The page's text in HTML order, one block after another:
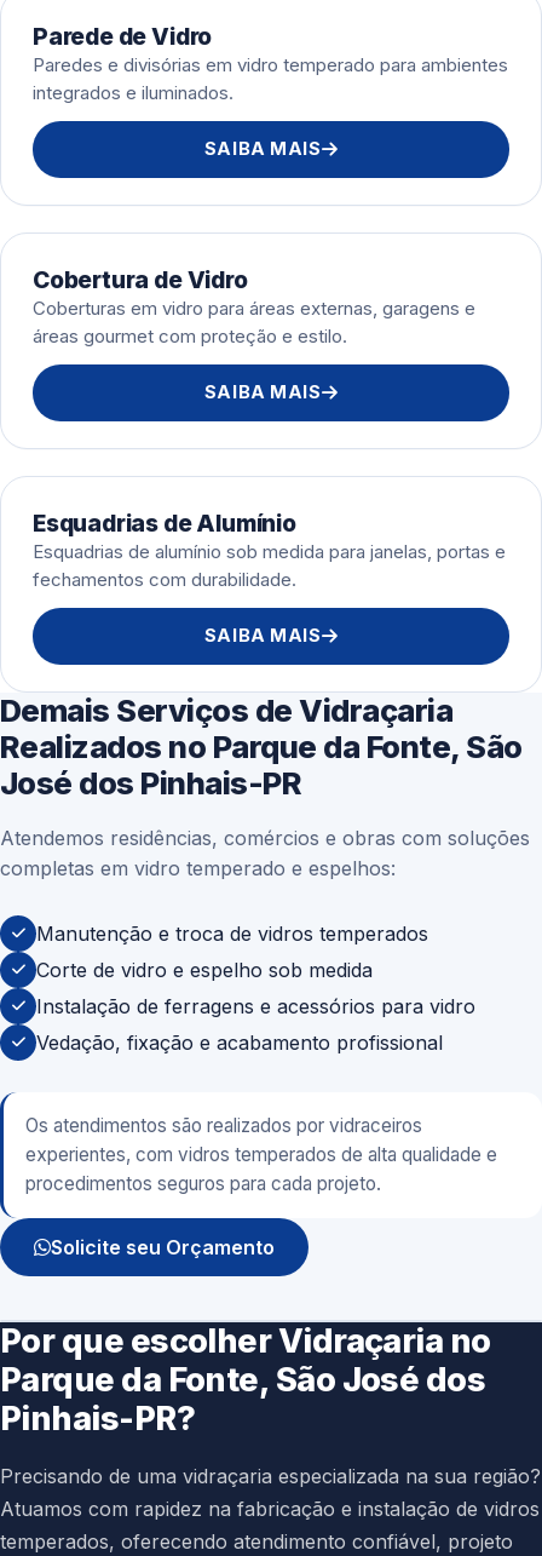
Parede de Vidro
Paredes e divisórias em vidro temperado para ambientes
integrados e iluminados.
SAIBA MAIS
Cobertura de Vidro
Coberturas em vidro para áreas externas, garagens e
áreas gourmet com proteção e estilo.
SAIBA MAIS
Esquadrias de Alumínio
Esquadrias de alumínio sob medida para janelas, portas e
fechamentos com durabilidade.
SAIBA MAIS
Demais Serviços de Vidraçaria
Realizados no Parque da Fonte, São
José dos Pinhais-PR
Atendemos residências, comércios e obras com soluções
completas em vidro temperado e espelhos:
Manutenção e troca de vidros temperados
Corte de vidro e espelho sob medida
Instalação de ferragens e acessórios para vidro
Vedação, fixação e acabamento profissional
Os atendimentos são realizados por vidraceiros
experientes, com vidros temperados de alta qualidade e
procedimentos seguros para cada projeto.
Solicite seu Orçamento
Por que escolher Vidraçaria no
Parque da Fonte, São José dos
Pinhais-PR?
Precisando de uma vidraçaria especializada na sua região?
Atuamos com rapidez na fabricação e instalação de vidros
temperados, oferecendo atendimento confiável, projeto